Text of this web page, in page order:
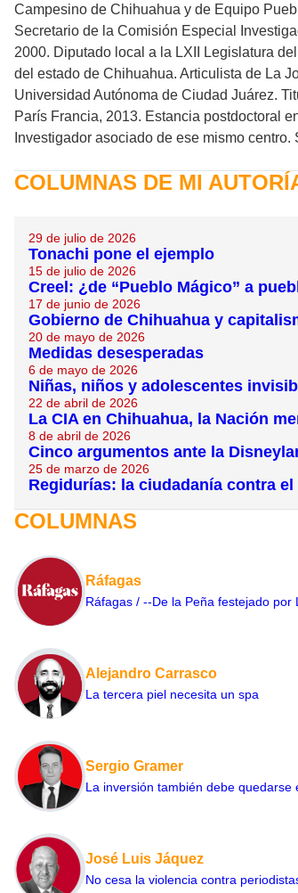
Campesino de Chihuahua y de Equipo
Secretario de la Comisión Especial
2000. Diputado local a la LXII Legislatura
del estado de Chihuahua. Articulista de La
Universidad Autónoma de Ciudad Juárez.
París Francia, 2013. Estancia postdoctoral
Investigador asociado de ese mismo
COLUMNAS DE MI
29 de julio de 2026
Tonachi pone el ejemplo
15 de julio de 2026
Creel: ¿de “Pueblo Mágico” a
17 de junio de 2026
Gobierno de Chihuahua y
20 de mayo de 2026
Medidas desesperadas
6 de mayo de 2026
Niñas, niños y adolescentes
22 de abril de 2026
La CIA en Chihuahua, la Nación
8 de abril de 2026
Cinco argumentos ante la
25 de marzo de 2026
Regidurías: la ciudadanía contra el
COLUMNAS
Ráfagas
Ráfagas / --De la Peña festejado
Alejandro Carrasco
La tercera piel necesita un spa
Sergio Gramer
La inversión también debe quedarse
José Luis Jáquez
No cesa la violencia contra